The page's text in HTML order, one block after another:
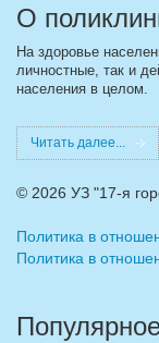
О
На здоровье
личностные, так и
населения в целом.
Читать далее...
© 2026 УЗ "17-я
Политика в
Политика в